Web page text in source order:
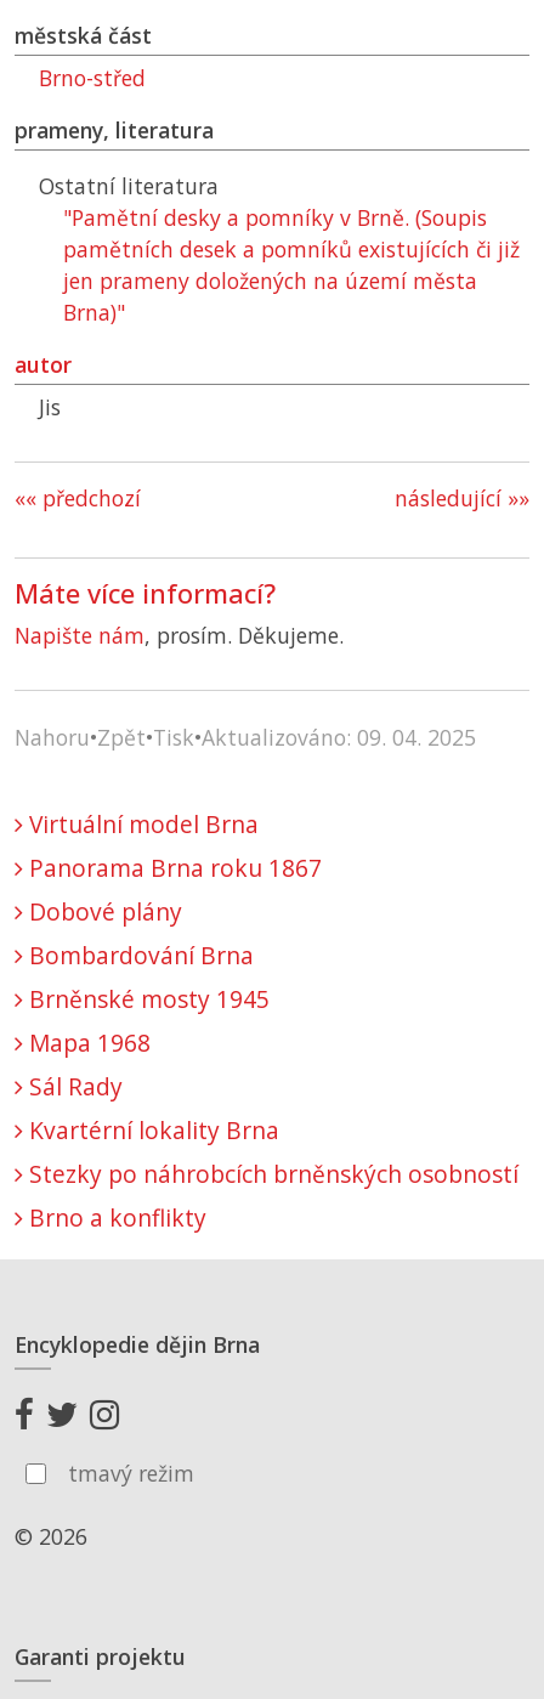
městská část
Brno-střed
prameny, literatura
Ostatní literatura
"Pamětní desky a pomníky v Brně. (Soupis
pamětních desek a pomníků existujících či již
jen prameny doložených na území města
Brna)"
autor
Jis
«« předchozí následující »»
Máte více informací?
Napište nám, prosím. Děkujeme.
Nahoru•Zpět•Tisk•Aktualizováno: 09. 04. 2025
Virtuální model Brna
Panorama Brna roku 1867
Dobové plány
Bombardování Brna
Brněnské mosty 1945
Mapa 1968
Sál Rady
Kvartérní lokality Brna
Stezky po náhrobcích brněnských osobností
Brno a konflikty
Encyklopedie dějin Brna
tmavý režim
© 2026
Garanti projektu